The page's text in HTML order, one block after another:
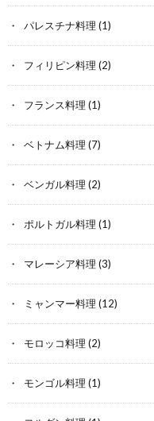
パレスチナ料理 (1)
フィリピン料理 (2)
フランス料理 (1)
ベトナム料理 (7)
ベンガル料理 (2)
ポルトガル料理 (1)
マレーシア料理 (3)
ミャンマー料理 (12)
モロッコ料理 (2)
モンゴル料理 (1)